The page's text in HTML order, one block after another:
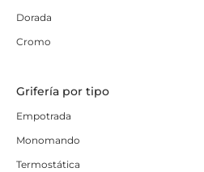
Dorada
Cromo
Grifería por tipo
Empotrada
Monomando
Termostática